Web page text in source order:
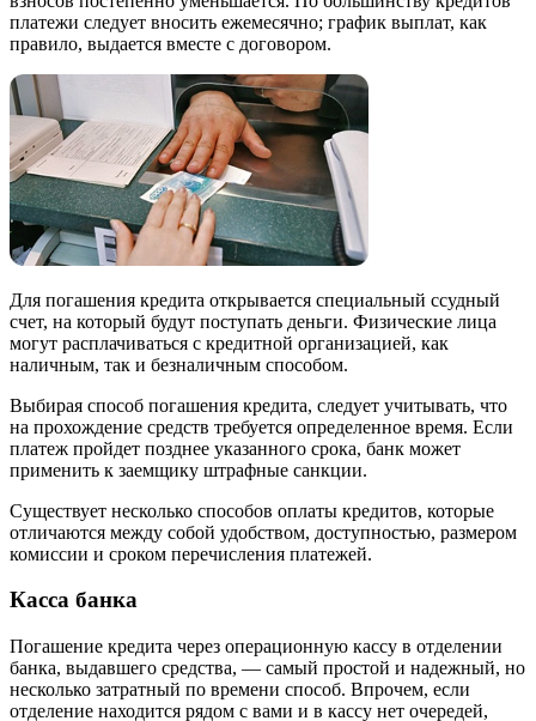
платежи следует вносить ежемесячно; график выплат, как
правило, выдается вместе с договором.
Для погашения кредита открывается специальный ссудный
счет, на который будут поступать деньги. Физические лица
могут расплачиваться с кредитной организацией, как
наличным, так и безналичным способом.
Выбирая способ погашения кредита, следует учитывать, что
на прохождение средств требуется определенное время. Если
платеж пройдет позднее указанного срока, банк может
применить к заемщику штрафные санкции.
Существует несколько способов оплаты кредитов, которые
отличаются между собой удобством, доступностью, размером
комиссии и сроком перечисления платежей.
Касса банка
Погашение кредита через операционную кассу в отделении
банка, выдавшего средства, — самый простой и надежный, но
несколько затратный по времени способ. Впрочем, если
отделение находится рядом с вами и в кассу нет очередей,